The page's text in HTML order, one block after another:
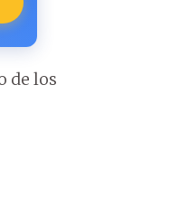
de los